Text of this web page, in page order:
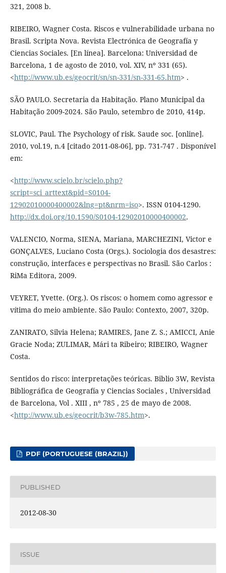
321, 2008 b.
RIBEIRO, Wagner Costa. Riscos e vulnerabilidade urbana no
Brasil. Scripta Nova. Revista Electrónica de Geografía y
Ciencias Sociales. [En línea]. Barcelona: Universidad de
Barcelona, 1 de agosto de 2010, vol. XIV, nº 331 (65).
<http://www.ub.es/geocrit/sn/sn-331/sn-331-65.htm> .
SÃO PAULO. Secretaria da Habitação. Plano Municipal da
Habitação 2009-2024. São Paulo, setembro de 2010, 414p.
SLOVIC, Paul. The Psychology of risk. Saude soc. [online].
2010, vol.19, n.4 [citado 2011-08-06], pp. 731-747 . Disponível
em:
<http://www.scielo.br/scielo.php?
script=sci_arttext&pid=S0104-
12902010000400002&lng=pt&nrm=iso>. ISSN 0104-1290.
http://dx.doi.org/10.1590/S0104-12902010000400002.
VALENCIO, Norma, SIENA, Mariana, MARCHEZINI, Victor e
GONÇALVES, Luciano Costa (Orgs.). Sociologia dos desastres:
construção, interfaces e perspectivas no Brasil. São Carlos :
RiMa Editora, 2009.
VEYRET, Yvette. (Org.). Os riscos: o homem como agressor e
vítima do meio ambiente. São Paulo: Contexto, 2007, 320p.
ZANIRATO, Silvia Helena; RAMIRES, Jane Z. S.; AMICCI, Anie
Gracie Noda; ZULIMAR, Mári ta Ribeiro; RIBEIRO, Wagner
Costa.
Sentidos do risco: interpretações teóricas. Biblio 3W, Revista
Bibliográfica de Geografía y Ciencias Sociales , Universidad
de Barcelona, Vol . XIII , nº 785 , 25 de mayo de 2008.
<http://www.ub.es/geocrit/b3w-785.htm>.
PDF (PORTUGUESE (BRAZIL))
PUBLISHED
2012-08-30
ISSUE